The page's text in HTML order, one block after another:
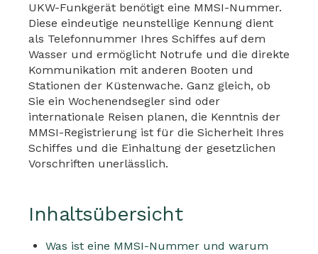
UKW-Funkgerät benötigt eine MMSI-Nummer.
Diese eindeutige neunstellige Kennung dient
als Telefonnummer Ihres Schiffes auf dem
Wasser und ermöglicht Notrufe und die direkte
Kommunikation mit anderen Booten und
Stationen der Küstenwache. Ganz gleich, ob
Sie ein Wochenendsegler sind oder
internationale Reisen planen, die Kenntnis der
MMSI-Registrierung ist für die Sicherheit Ihres
Schiffes und die Einhaltung der gesetzlichen
Vorschriften unerlässlich.
Inhaltsübersicht
Was ist eine MMSI-Nummer und warum